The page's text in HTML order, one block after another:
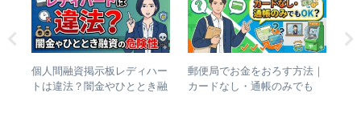
個人間融資掲示板レディハー
トは違法？闇金やひととき融
郵便局でお金をおろす方法｜
カードなし・通帳のみでも